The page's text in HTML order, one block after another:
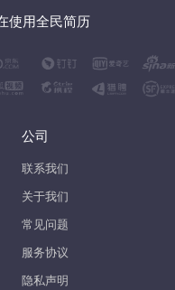
使用全民简历
公司
联系我们
关于我们
常见问题
服务协议
隐私声明